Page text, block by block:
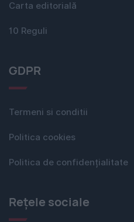
Carta editorială
10 Reguli
GDPR
Termeni si conditii
Politica cookies
Politica de confidențialitate
Rețele sociale